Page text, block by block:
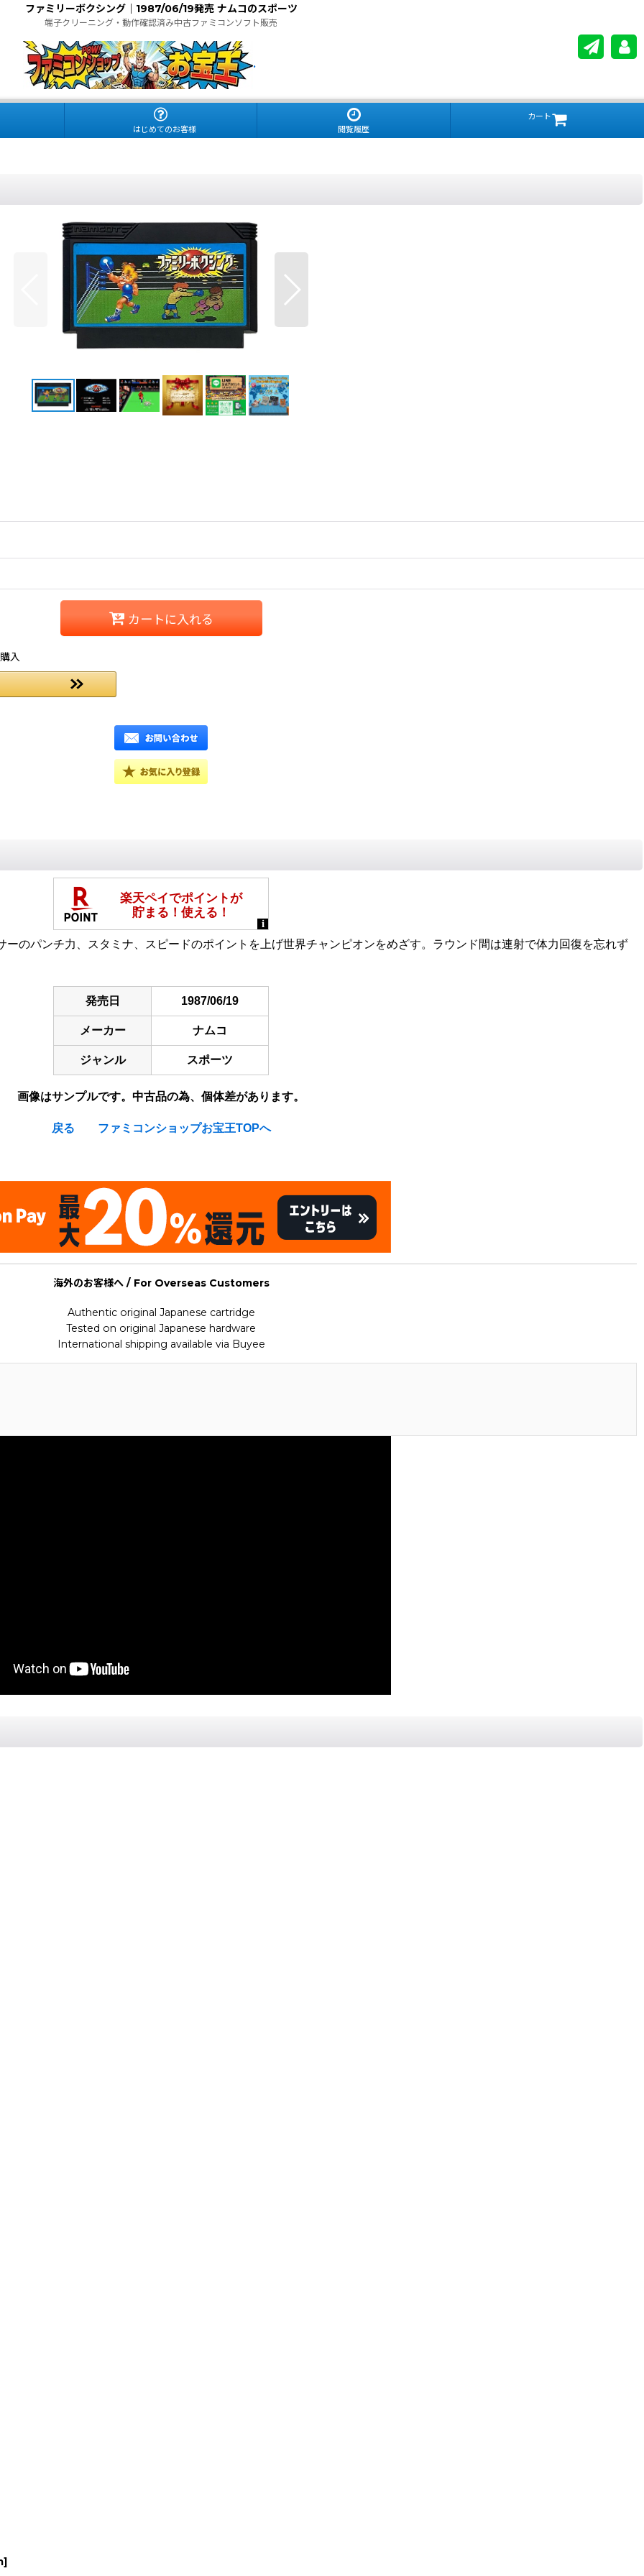
ファミリーボクシング｜1987/06/19発売 ナムコのスポーツ
端子クリーニング・動作確認済み中古ファミコンソフト販売
.
はじめてのお客様 閲覧履歴
カート
カートに入れる
入
のパンチ力、スタミナ、スピードのポイントを上げ世界チャンピオンをめざす。ラウンド間は連射で体力回復を忘れず
発売日 1987/06/19
メーカー ナムコ
ジャンル スポーツ
画像はサンプルです。中古品の為、個体差があります。
戻る ファミコンショップお宝王TOPへ
海外のお客様へ / For Overseas Customers
Authentic original Japanese cartridge
Tested on original Japanese hardware
International shipping available via Buyee
]